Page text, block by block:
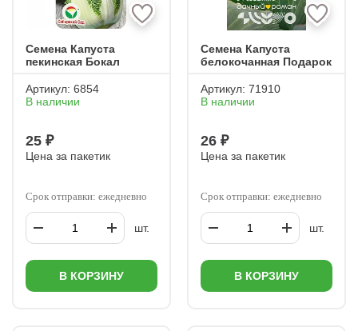
Семена Капуста
пекинская Бокал
Артикул: 6854
В наличии
25 ₽
Цена за пакетик
Срок отправки: ежедневно
шт.
В КОРЗИНУ
Семена Капуста
белокочанная Подарок
Артикул: 71910
В наличии
26 ₽
Цена за пакетик
Срок отправки: ежедневно
шт.
В КОРЗИНУ